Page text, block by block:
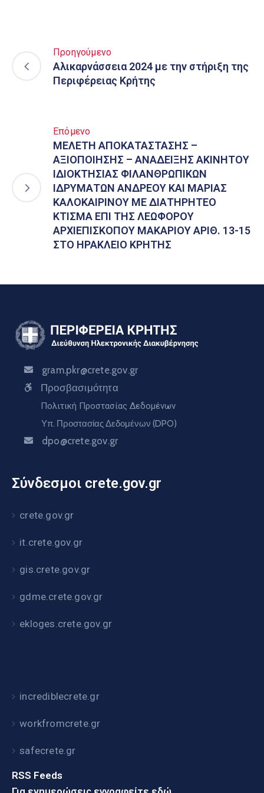
Προηγούμενο
Αλικαρνάσσεια 2024 με την στήριξη της
Περιφέρειας Κρήτης
Επόμενο
ΜΕΛΕΤΗ ΑΠΟΚΑΤΑΣΤΑΣΗΣ –
ΑΞΙΟΠΟΙΗΣΗΣ – ΑΝΑΔΕΙΞΗΣ ΑΚΙΝΗΤΟΥ
ΙΔΙΟΚΤΗΣΙΑΣ ΦΙΛΑΝΘΡΩΠΙΚΩΝ
ΙΔΡΥΜΑΤΩΝ ΑΝΔΡΕΟΥ ΚΑΙ ΜΑΡΙΑΣ
ΚΑΛΟΚΑΙΡΙΝΟΥ ΜΕ ΔΙΑΤΗΡΗΤΕΟ
ΚΤΙΣΜΑ ΕΠΙ ΤΗΣ ΛΕΩΦΟΡΟΥ
ΑΡΧΙΕΠΙΣΚΟΠΟΥ ΜΑΚΑΡΙΟΥ ΑΡΙΘ. 13-15
ΣΤΟ ΗΡΑΚΛΕΙΟ ΚΡΗΤΗΣ
gram.pkr@crete.gov.gr
Προσβασιμότητα
Πολιτική Προστασίας Δεδομένων
Υπ. Προστασίας Δεδομένων (DPO)
dpo@crete.gov.gr
Σύνδεσμοι crete.gov.gr
crete.gov.gr
it.crete.gov.gr
gis.crete.gov.gr
gdme.crete.gov.gr
ekloges.crete.gov.gr
incrediblecrete.gr
workfromcrete.gr
safecrete.gr
RSS Feeds